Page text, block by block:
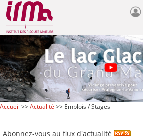
Accueil >>Actualité >> Emplois / Stages
Abonnez-vous au flux d'actualité